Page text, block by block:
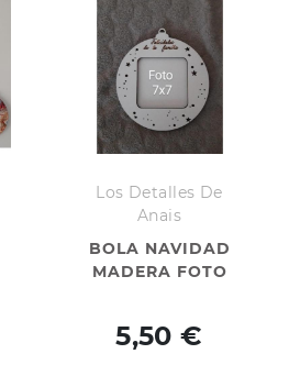
Los Detalles De
Anais
BOLA NAVIDAD
MADERA FOTO
5,50 €